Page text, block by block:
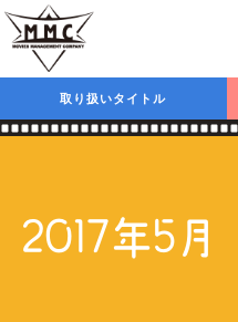
取り扱いタイトル
2017年5月